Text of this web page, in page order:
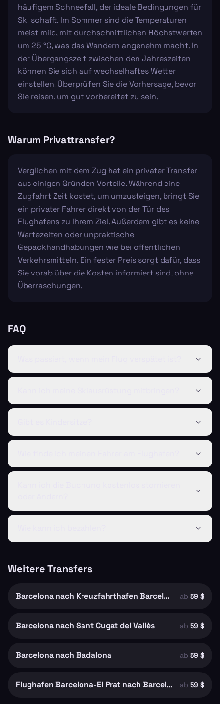
häufigem Schneefall, der ideale Bedingungen für
Ski schafft. Im Sommer sind die Temperaturen
meist mild, mit durchschnittlichen Höchstwerten
um 25 °C, was das Wandern angenehm macht. In
der Übergangszeit zwischen den Jahreszeiten
können Sie sich auf wechselhaftes Wetter
einstellen. Überprüfen Sie die Vorhersage, bevor
Sie reisen, um gut vorbereitet zu sein.
Warum Privattransfer?
Verglichen mit dem Zug hat ein privater Transfer
aus einigen Gründen Vorteile. Während eine
Zugfahrt Zeit kostet, um umzusteigen, bringt Sie
ein privater Fahrer direkt von der Tür des
Flughafens zu Ihrem Ziel. Außerdem gibt es keine
Wartezeiten oder unpraktische
Gepäckhandhabungen wie bei öffentlichen
Verkehrsmitteln. Ein fester Preis sorgt dafür, dass
Sie vorab über die Kosten informiert sind, ohne
Überraschungen.
FAQ
Weitere Transfers
Barcelona nach Kreuzfahrthafen Barcelona ab 59 $
Barcelona nach Sant Cugat del Vallès ab 59 $
Barcelona nach Badalona ab 59 $
Flughafen Barcelona-El Prat nach Barcelona ab 59 $